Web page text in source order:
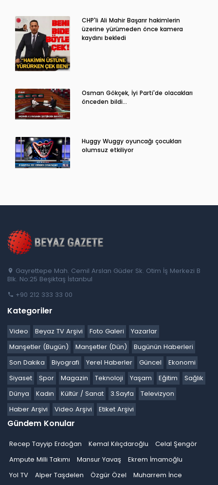
CHP'li Ali Mahir Başarır hakimlerin
üzerine yürümeden önce kamera
kaydını bekledi
Osman Gökçek, İyi Parti'de olacakları
önceden bildi...
Huggy Wuggy oyuncağı çocukları
olumsuz etkiliyor
Gayrettepe Mah. Cemil Arslan Güder Sk. Otim İş Merkezi B
Blk. No:25 Beşiktaş İstanbul
+90 212 333 33 00
Kategoriler
Video Beyaz TV Arşivi Foto Galeri
Yazarlar
Manşetler (Bugün)
Manşetler (Dün)
Bugünün Haberleri
Son Dakika
Biyografi Yerel Haberler Güncel
Ekonomi
Siyaset
Spor Magazin Teknoloji Yaşam Eğitim
Sağlık
Dünya
Kadın Kültür / Sanat 3.Sayfa
Televizyon
Haber Arşivi
Video Arşivi Etiket Arşivi
Gündem Konular
Recep Tayyip Erdoğan Kemal Kılıçdaroğlu
Celal Şengör
Ampute Milli Takımı
Mansur Yavaş
Ekrem İmamoğlu
Yol TV
Alper Taşdelen Özgür Özel
Muharrem İnce